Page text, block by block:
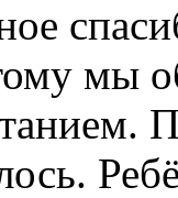
мы